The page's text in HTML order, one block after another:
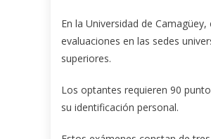
En la Universidad de
evaluaciones en las sedes
superiores.
Los optantes requieren 90
su identificación personal.